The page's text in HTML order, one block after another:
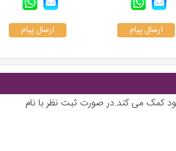
هتل بزرگ رامسر به عنوان یکی از قدیمی ترین هتل های ایران شناخته می‌شود و به همین نامش در فهرست آثار ملی ایران به ثبت رسیده است. هتل قدیم ۲۱ و هتل جدید ۱۱۵
سنتی و جکوزی، و کافی‌شاپ از دیگر امکانات هتل
همواره مورد استقبال گردشگران باشد.
ارسال پیام ارسال پیام
کمک می کند.در صورت ثبت نظر با نام